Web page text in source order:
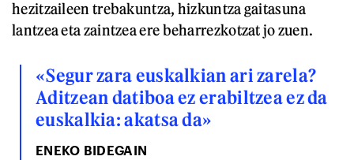
hezitzaileen trebakuntza, hizkuntza gaitasuna
lantzea eta zaintzea ere beharrezkotzat jo zuen.
«Segur zara euskalkian ari zarela?
Aditzean datiboa ez erabiltzea ez da
euskalkia: akatsa da»
ENEKO BIDEGAIN